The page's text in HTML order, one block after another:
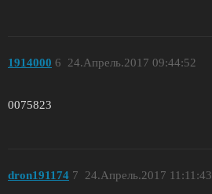
1914000 24.Апрель.2017 09:44:52
6
0075823
dron191174 24.Апрель.2017 11:11:43
7